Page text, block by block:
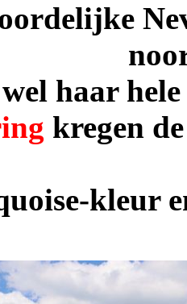
haar
kregen
kleur